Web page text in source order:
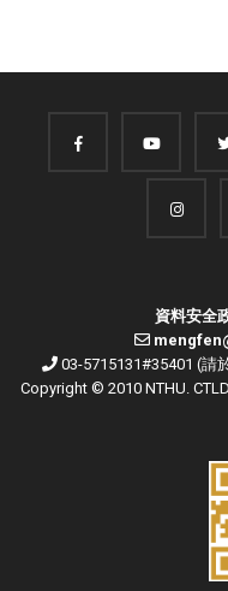
資料安全
03-5715131#35401 (請
Copyright © 2010 NTHU.